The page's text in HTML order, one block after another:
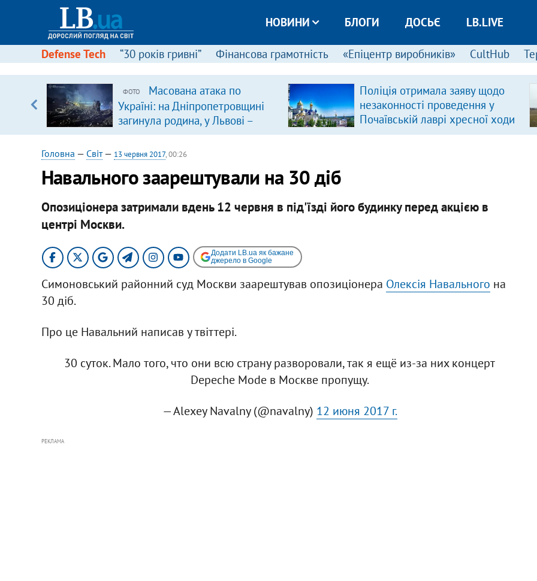
НОВИНИ БЛОГИ ДОСЬЄ LB.LIVE
Defense Tech “30 років гривні” Фінансова грамотність «Епіцентр виробників» CultHub
ФОТО
Масована атака по
Україні: на Дніпропетровщині
загинула родина, у Львові –
удар по багатоповерхівках
(доповнюється)
Поліція отримала заяву щодо
незаконності проведення у
Почаївській лаврі хресної ходи
Головна — Світ— 13 червня 2017, 00:26
Навального заарештували на 30 діб
Опозиціонера затримали вдень 12 червня в під'їзді його будинку перед акцією в
центрі Москви.
Додати LB.ua як бажане
джерело в Google
Симоновський районний суд Москви заарештував опозиціонера Олексія Навального на
30 діб.
Про це Навальний написав у твіттері.
30 суток. Мало того, что они всю страну разворовали, так я ещё из-за них концерт
Depeche Mode в Москве пропущу.
— Alexey Navalny (@navalny) 12 июня 2017 г.
РЕКЛАМА